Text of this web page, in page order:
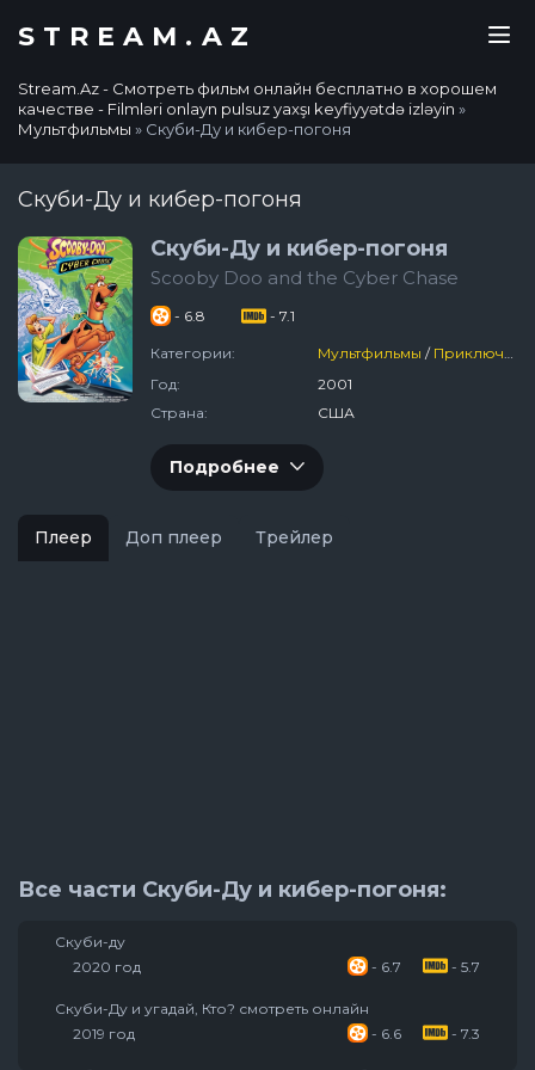
STREAM.AZ
Stream.Az - Смотреть фильм онлайн бесплатно в хорошем
качестве - Filmləri onlayn pulsuz yaxşı keyfiyyətdə izləyin »
Мультфильмы » Скуби-Ду и кибер-погоня
Скуби-Ду и кибер-погоня
Скуби-Ду и кибер-погоня
Scooby Doo and the Cyber Chase
- 6.8 - 7.1
Категории: Мультфильмы / Приключения
Год:
2001
Страна:
США
Подробнее
Плеер Доп плеер Трейлер
Все части Скуби-Ду и кибер-погоня:
Скуби-ду
2020 год
- 6.7 - 5.7
Скуби-Ду и угадай, Кто? смотреть онлайн
2019 год
- 6.6 - 7.3